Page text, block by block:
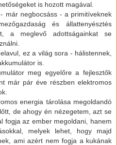
is hozott magával.
már negbocsáss - a primitíveknek
és állattenyésztés
a meglevő adottságainkat se
ez a világ sora - hálistennek,
is.
meg egyelőre a fejlesztők
már pár éve részben elektromos
energia tárolása megoldandó
de ahogy én nézegetem, azt se
fogja az ember megoldani, hanem
melyek lehet, hogy majd
ami azért nem fogja a kukának